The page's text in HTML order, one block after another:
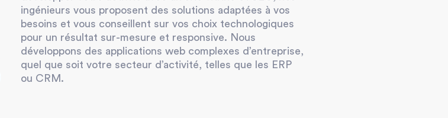
ingénieurs vous proposent des solutions adaptées à vos
besoins et vous conseillent sur vos choix technologiques
pour un résultat sur-mesure et responsive. Nous
développons des applications web complexes d’entreprise,
quel que soit votre secteur d’activité, telles que les ERP
ou CRM.